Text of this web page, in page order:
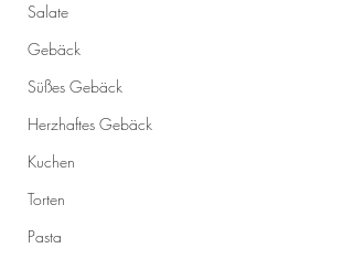
Salate
Gebäck
Süßes Gebäck
Herzhaftes Gebäck
Kuchen
Torten
Pasta